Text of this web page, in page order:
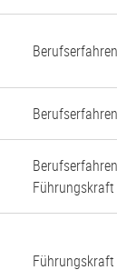
Führungskraft
Führungskraft